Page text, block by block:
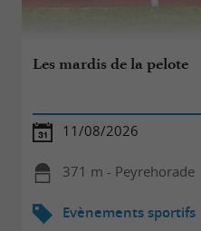
Les mardis de la pelote
11/08/2026
371 m - Peyrehorade
Evènements sportifs